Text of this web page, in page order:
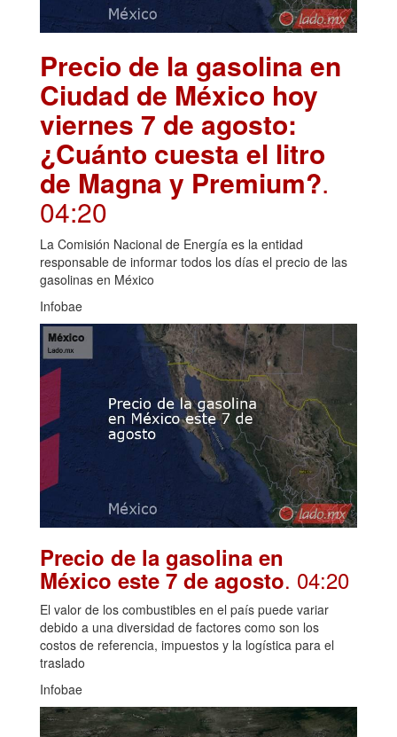
Precio de la gasolina en
Ciudad de México hoy
viernes 7 de agosto:
¿Cuánto cuesta el litro
de Magna y Premium?.
04:20
La Comisión Nacional de Energía es la entidad
responsable de informar todos los días el precio de las
gasolinas en México
Infobae
Precio de la gasolina en
México este 7 de agosto. 04:20
El valor de los combustibles en el país puede variar
debido a una diversidad de factores como son los
costos de referencia, impuestos y la logística para el
traslado
Infobae